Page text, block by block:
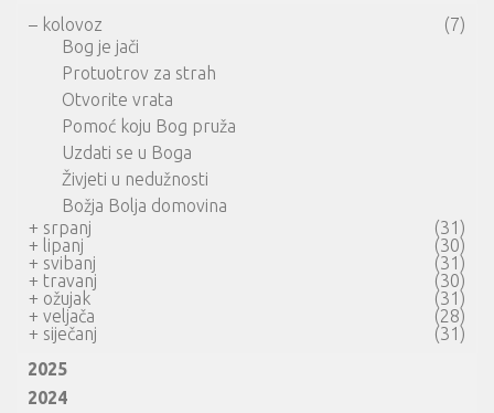
– kolovoz
(7)
Bog je jači
Protuotrov za strah
Otvorite vrata
Pomoć koju Bog pruža
Uzdati se u Boga
Živjeti u nedužnosti
Božja Bolja domovina
+ srpanj
(31)
+ lipanj
(30)
+ svibanj
(31)
+ travanj
(30)
+ ožujak
(31)
+ veljača
(28)
+ siječanj
(31)
2025
2024